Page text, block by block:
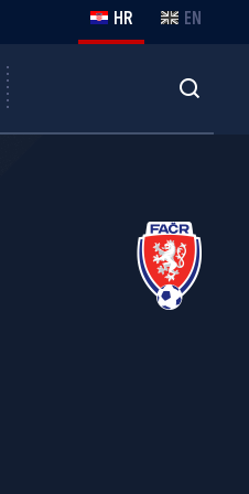
HR EN